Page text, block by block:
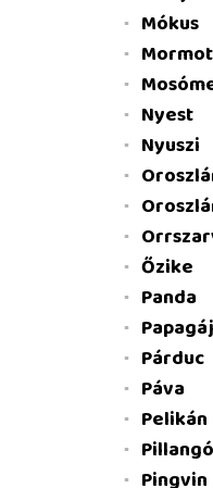
Mókus
Nyest
Nyuszi
Őzike
Panda
Papagáj
Párduc
Páva
Pelikán
Pillangó
Pingvin